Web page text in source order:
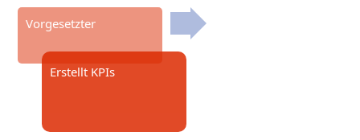
Vorgesetzter
Erstellt KPIs